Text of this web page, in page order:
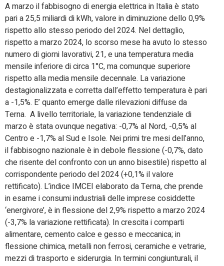
A marzo il fabbisogno di energia elettrica in Italia è stato
pari a 25,5 miliardi di kWh, valore in diminuzione dello 0,9%
rispetto allo stesso periodo del 2024. Nel dettaglio,
rispetto a marzo 2024, lo scorso mese ha avuto lo stesso
numero di giorni lavorativi, 21, e una temperatura media
mensile inferiore di circa 1°C, ma comunque superiore
rispetto alla media mensile decennale. La variazione
destagionalizzata e corretta dall’effetto temperatura è pari
a -1,5%. E’ quanto emerge dalle rilevazioni diffuse da
Terna. A livello territoriale, la variazione tendenziale di
marzo è stata ovunque negativa: -0,7% al Nord, -0,5% al
Centro e -1,7% al Sud e Isole. Nei primi tre mesi dell’anno,
il fabbisogno nazionale è in debole flessione (-0,7%, dato
che risente del confronto con un anno bisestile) rispetto al
corrispondente periodo del 2024 (+0,1% il valore
rettificato). L’indice IMCEI elaborato da Terna, che prende
in esame i consumi industriali delle imprese cosiddette
‘energivore’, è in flessione del 2,9% rispetto a marzo 2024
(-3,7% la variazione rettificata). In crescita i comparti
alimentare, cemento calce e gesso e meccanica; in
flessione chimica, metalli non ferrosi, ceramiche e vetrarie,
mezzi di trasporto e siderurgia. In termini congiunturali, il